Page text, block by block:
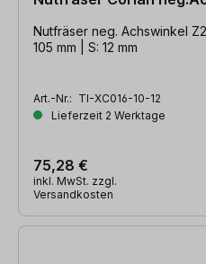
Nutfräser neg. Achswinkel Z2
105 mm | S: 12 mm
Art.-Nr.: TI-XC016-10-12
Lieferzeit 2 Werktage
75,28 €
inkl. MwSt. zzgl.
Versandkosten